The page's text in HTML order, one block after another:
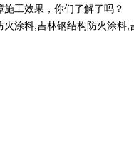
工效果，你们了解了吗？
涂料,吉林钢结构防火涂